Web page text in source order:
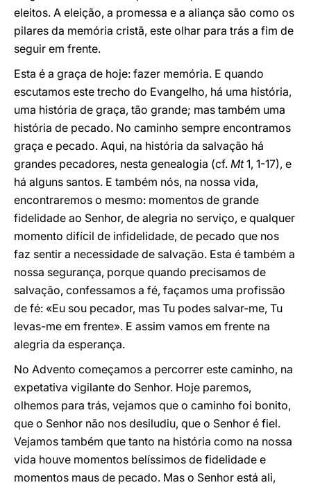
eleitos. A eleição, a promessa e a aliança são como os
pilares da memória cristã, este olhar para trás a fim de
seguir em frente.
Esta é a graça de hoje: fazer memória. E quando
escutamos este trecho do Evangelho, há uma história,
uma história de graça, tão grande; mas também uma
história de pecado. No caminho sempre encontramos
graça e pecado. Aqui, na história da salvação há
grandes pecadores, nesta genealogia (cf. Mt1, 1-17), e
há alguns santos. E também nós, na nossa vida,
encontraremos o mesmo: momentos de grande
fidelidade ao Senhor, de alegria no serviço, e qualquer
momento difícil de infidelidade, de pecado que nos
faz sentir a necessidade de salvação. Esta é também a
nossa segurança, porque quando precisamos de
salvação, confessamos a fé, façamos uma profissão
de fé: «Eu sou pecador, mas Tu podes salvar-me, Tu
levas-me em frente». E assim vamos em frente na
alegria da esperança.
No Advento começamos a percorrer este caminho, na
expetativa vigilante do Senhor. Hoje paremos,
olhemos para trás, vejamos que o caminho foi bonito,
que o Senhor não nos desiludiu, que o Senhor é fiel.
Vejamos também que tanto na história como na nossa
vida houve momentos belíssimos de fidelidade e
momentos maus de pecado. Mas o Senhor está ali,